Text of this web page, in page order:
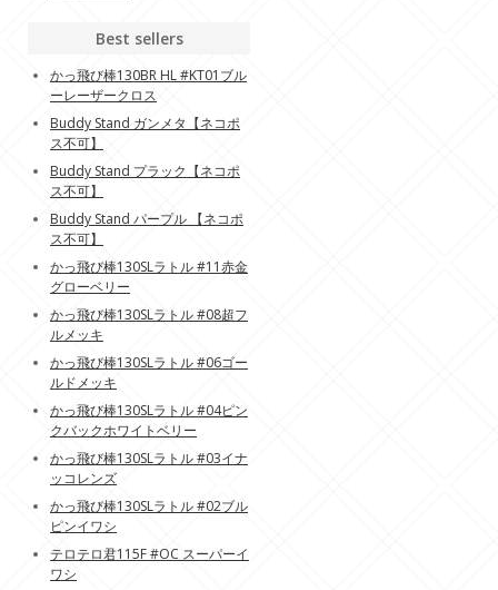
Best sellers
かっ飛び棒130BR HL #KT01ブル
ーレーザークロス
Buddy Stand ガンメタ【ネコポ
ス不可】
Buddy Stand プラック【ネコポ
ス不可】
Buddy Stand パープル 【ネコポ
ス不可】
かっ飛び棒130SLラトル #11赤金
グローベリー
かっ飛び棒130SLラトル #08超フ
ルメッキ
かっ飛び棒130SLラトル #06ゴー
ルドメッキ
かっ飛び棒130SLラトル #04ピン
クバックホワイトベリー
かっ飛び棒130SLラトル #03イナ
ッコレンズ
かっ飛び棒130SLラトル #02ブル
ピンイワシ
テロテロ君115F #OC スーパーイ
ワシ